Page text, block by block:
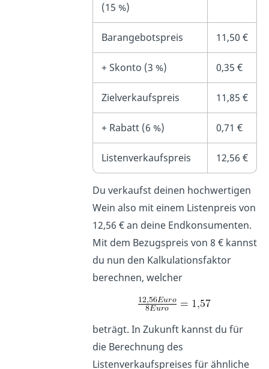
(15 %)
Barangebotspreis 11,50 €
+ Skonto (3 %) 0,35 €
Zielverkaufspreis 11,85 €
+ Rabatt (6 %) 0,71 €
Listenverkaufspreis 12,56 €
Du verkaufst deinen hochwertigen
Wein also mit einem Listenpreis von
12,56 € an deine Endkonsumenten.
Mit dem Bezugspreis von 8 € kannst
du nun den Kalkulationsfaktor
berechnen, welcher
beträgt. In Zukunft kannst du für
die Berechnung des
Listenverkaufspreises für ähnliche